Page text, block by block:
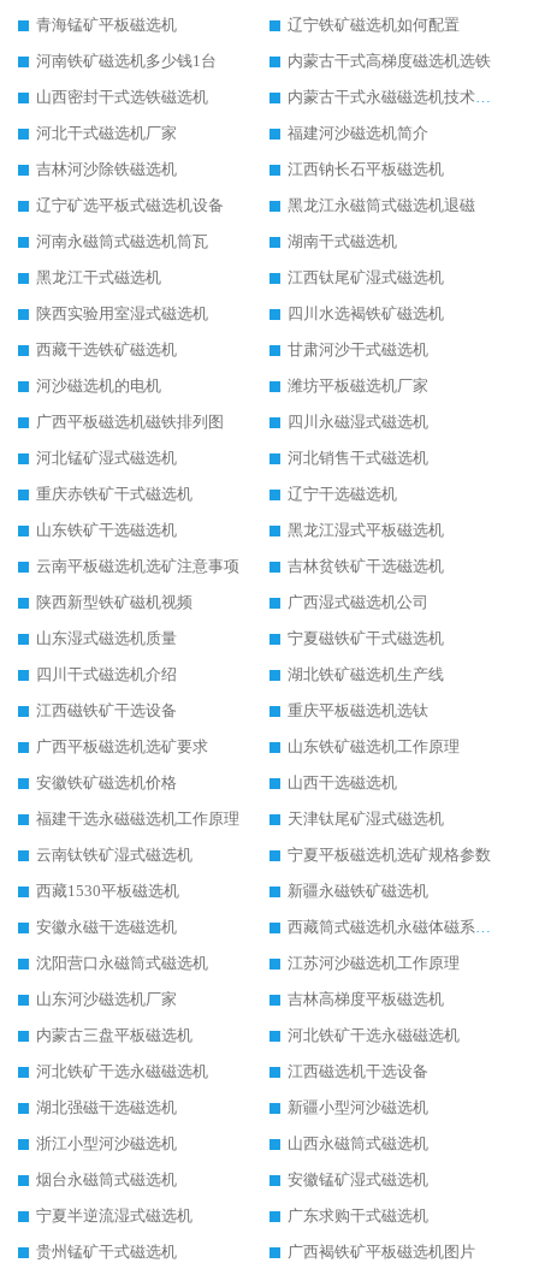
青海锰矿平板磁选机
辽宁铁矿磁选机如何配置
河南铁矿磁选机多少钱1台
内蒙古干式高梯度磁选机选铁
山西密封干式选铁磁选机
内蒙古干式永磁磁选机技术要求
河北干式磁选机厂家
福建河沙磁选机简介
吉林河沙除铁磁选机
江西钠长石平板磁选机
辽宁矿选平板式磁选机设备
黑龙江永磁筒式磁选机退磁
河南永磁筒式磁选机筒瓦
湖南干式磁选机
黑龙江干式磁选机
江西钛尾矿湿式磁选机
陕西实验用室湿式磁选机
四川水选褐铁矿磁选机
西藏干选铁矿磁选机
甘肃河沙干式磁选机
河沙磁选机的电机
潍坊平板磁选机厂家
广西平板磁选机磁铁排列图
四川永磁湿式磁选机
河北锰矿湿式磁选机
河北销售干式磁选机
重庆赤铁矿干式磁选机
辽宁干选磁选机
山东铁矿干选磁选机
黑龙江湿式平板磁选机
云南平板磁选机选矿注意事项
吉林贫铁矿干选磁选机
陕西新型铁矿磁机视频
广西湿式磁选机公司
山东湿式磁选机质量
宁夏磁铁矿干式磁选机
四川干式磁选机介绍
湖北铁矿磁选机生产线
江西磁铁矿干选设备
重庆平板磁选机选钛
广西平板磁选机选矿要求
山东铁矿磁选机工作原理
安徽铁矿磁选机价格
山西干选磁选机
福建干选永磁磁选机工作原理
天津钛尾矿湿式磁选机
云南钛铁矿湿式磁选机
宁夏平板磁选机选矿规格参数
西藏1530平板磁选机
新疆永磁铁矿磁选机
安徽永磁干选磁选机
西藏筒式磁选机永磁体磁系设计
沈阳营口永磁筒式磁选机
江苏河沙磁选机工作原理
山东河沙磁选机厂家
吉林高梯度平板磁选机
内蒙古三盘平板磁选机
河北铁矿干选永磁磁选机
河北铁矿干选永磁磁选机
江西磁选机干选设备
湖北强磁干选磁选机
新疆小型河沙磁选机
浙江小型河沙磁选机
山西永磁筒式磁选机
烟台永磁筒式磁选机
安徽锰矿湿式磁选机
宁夏半逆流湿式磁选机
广东求购干式磁选机
贵州锰矿干式磁选机
广西褐铁矿平板磁选机图片